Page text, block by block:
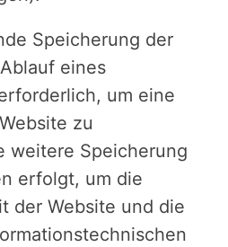
Speicherung der
eines
um eine
zu
weitere Speicherung
erfolgt, um die
der Website und die